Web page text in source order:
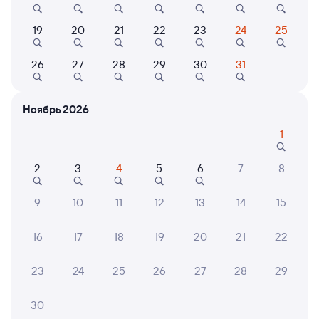
6 причин купить ж/д билеты
Онлайн-покупка за 4 минуты
Подробные ответы на вопросы о поездке или
8,2
Отель
Paradise Hotel
Отель
Гостиница Спутник
19 20 21 22 23 24 25
26 27 28 29 30 31
Ноябрь 2026
1
2 3 4 5 6 7 8
9 10 11 12 13 14 15
16 17 18 19 20 21 22
23 24 25 26 27 28 29
30